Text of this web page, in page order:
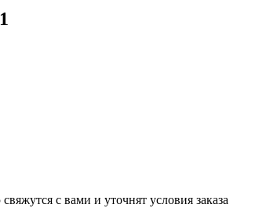
с вами и уточнят условия заказа